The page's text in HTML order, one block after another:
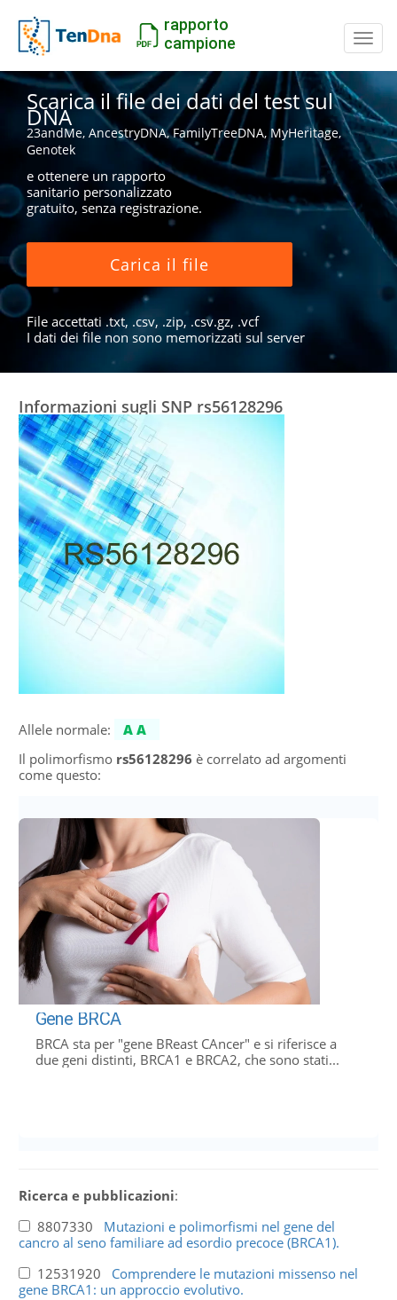
rapporto
campione
Scarica il file dei dati del test sul
DNA
23andMe, AncestryDNA, FamilyTreeDNA, MyHeritage,
Genotek
e ottenere un rapporto
sanitario personalizzato
gratuito, senza registrazione.
Carica il file
File accettati .txt, .csv, .zip, .csv.gz, .vcf
I dati dei file non sono memorizzati sul server
Informazioni sugli SNP rs56128296
Allele normale:
AA
Il polimorfismo rs56128296 è correlato ad argomenti
come questo:
Gene BRCA
BRCA sta per "gene BReast CAncer" e si riferisce a
due geni distinti, BRCA1 e BRCA2, che sono stati...
Ricerca e pubblicazioni:
8807330 Mutazioni e polimorfismi nel gene del
cancro al seno familiare ad esordio precoce (BRCA1).
12531920 Comprendere le mutazioni missenso nel
gene BRCA1: un approccio evolutivo.